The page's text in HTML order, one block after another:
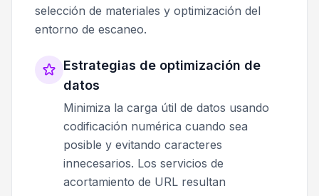
selección de materiales y optimización del
entorno de escaneo.
Estrategias de optimización de
datos
Minimiza la carga útil de datos usando
codificación numérica cuando sea
posible y evitando caracteres
innecesarios. Los servicios de
acortamiento de URL resultan